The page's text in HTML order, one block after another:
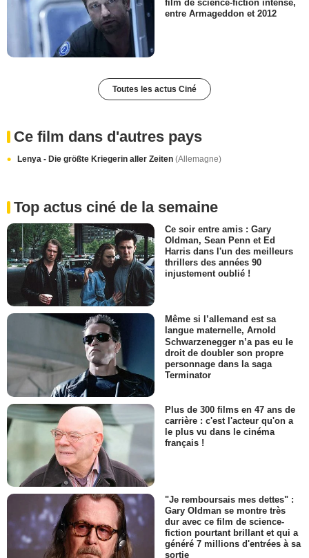
film de science-fiction intense,
entre Armageddon et 2012
Toutes les actus Ciné
Ce film dans d'autres pays
Lenya - Die größte Kriegerin aller Zeiten (Allemagne)
Top actus ciné de la semaine
Ce soir entre amis : Gary
Oldman, Sean Penn et Ed
Harris dans l'un des meilleurs
thrillers des années 90
injustement oublié !
Même si l’allemand est sa
langue maternelle, Arnold
Schwarzenegger n’a pas eu le
droit de doubler son propre
personnage dans la saga
Terminator
Plus de 300 films en 47 ans de
carrière : c'est l'acteur qu'on a
le plus vu dans le cinéma
français !
"Je remboursais mes dettes" :
Gary Oldman se montre très
dur avec ce film de science-
fiction pourtant brillant et qui a
généré 7 millions d'entrées à sa
sortie